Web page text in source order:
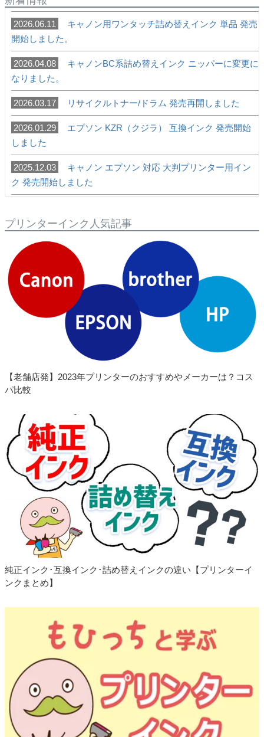
2026.06.11
キャノン用ワンタッチ詰め替えインク 単品 発売
開始しました。
2026.04.08
キャノンBC系詰め替えインク ニッパーに変更に
なりました。
2026.03.17 リサイクルトナー/ドラム 発売再開しました
2026.01.29
エプソン KZR（クジラ） 互換インク 発売開始
しました
2025.12.03
キャノン エプソン 対応 大判プリンター用イン
ク 発売開始しました
開始しました
2025.10.09 キャノン BCI-330 BCI-331 対応プリンター 追加
しました
2025.10.09 キャノン XKI-N21+N20 対応プリンター 追加し
ました
キャノン BC-385 BC-386 対応プリンター 追加
始しました
ッジ 発売開始しました
2025.09.02 領収書の発行方法が「マイページからの発行」
に変更となりました
2025.08.22 キャノン BC-385 BC-386 詰め替えインク(改良
版) メンテナンスボックス付き 発売開始しました
2025.04.25 エプソン KAK（カキゴオリ） 互換インク 発売
開始しました
した
2025.04.25 キャノン GI-31 G3390対応 メンテナンスボック
ス 発売開始しました
2025.04.14
リピーター様専用詰め替えインク 単品 発売開始
しました
2025.03.10 キャノン BCI-19 対応プリンター 追加しました
プリンターインク人気記事
【老舗店発】2023年プリンターのおすすめやメーカーは？コス
パ比較
純正インク･互換インク･詰め替えインクの違い【プリンターイ
ンクまとめ】